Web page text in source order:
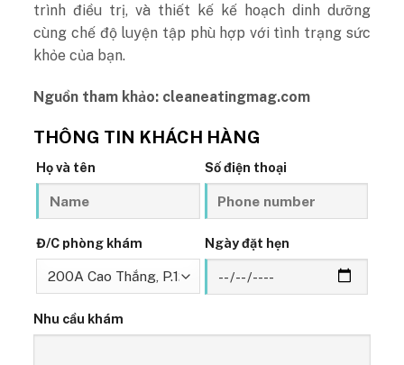
trình điều trị, và thiết kế kế hoạch dinh dưỡng
cùng chế độ luyện tập phù hợp với tình trạng sức
khỏe của bạn.
Nguồn tham khảo: cleaneatingmag.com
THÔNG TIN KHÁCH HÀNG
Họ và tên Số điện thoại
Đ/C phòng khám Ngày đặt hẹn
Nhu cầu khám